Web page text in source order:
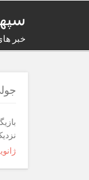
خبر
ژانویه 13,